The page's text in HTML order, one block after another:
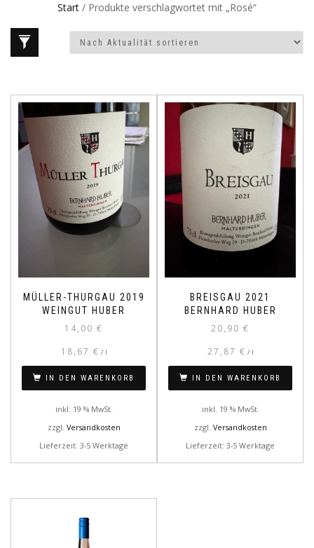
Start / Produkte verschlagwortet mit „Rosé“
MÜLLER-THURGAU 2019
WEINGUT HUBER
14,00 €
18,67 € / l
IN DEN WARENKORB
inkl. 19 % MwSt.
zzgl. Versandkosten
Lieferzeit: 3-5 Werktage
BREISGAU 2021
BERNHARD HUBER
20,90 €
27,87 € / l
IN DEN WARENKORB
inkl. 19 % MwSt.
zzgl. Versandkosten
Lieferzeit: 3-5 Werktage